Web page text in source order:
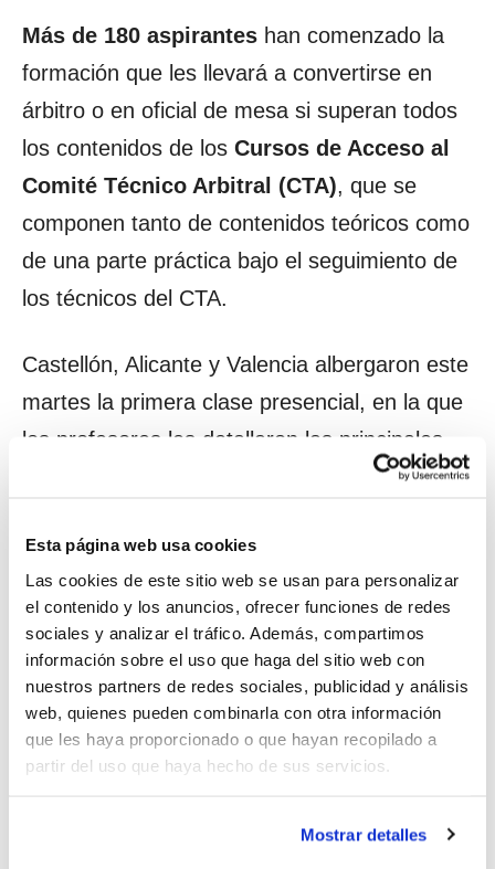
Esta página web usa cookies
Las cookies de este sitio web se usan para personalizar
el contenido y los anuncios, ofrecer funciones de redes
sociales y analizar el tráfico. Además, compartimos
información sobre el uso que haga del sitio web con
nuestros partners de redes sociales, publicidad y análisis
web, quienes pueden combinarla con otra información
que les haya proporcionado o que hayan recopilado a
partir del uso que haya hecho de sus servicios.
Mostrar detalles
Más de 180 aspirantes han comenzado la
formación que les llevará a convertirse en
árbitro o en oficial de mesa si superan todos
los contenidos de los Cursos de Acceso al
Comité Técnico Arbitral (CTA), que se
componen tanto de contenidos teóricos como
de una parte práctica bajo el seguimiento de
los técnicos del CTA.
Castellón, Alicante y Valencia albergaron este
martes la primera clase presencial, en la que
los profesores les detallaron las principales
pautas de funcionamiento, incluyendo el uso
recibirá en formato no presencial.
Los aspirantes que superen todos los
contenidos entrarán a formar parte del CTA y
podrán actuar de manera progresiva esta
misma temporada en las Competiciones
FBCV y en los XXXVII Jocs Esportius de la